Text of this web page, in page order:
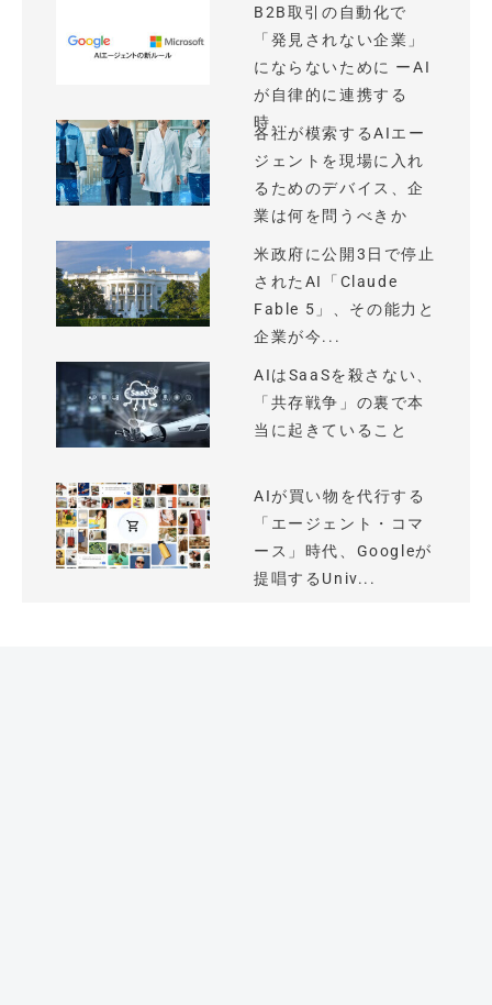
B2B取引の自動化で
「発見されない企業」
にならないために ーAI
が自律的に連携する
時...
各社が模索するAIエー
ジェントを現場に入れ
るためのデバイス、企
業は何を問うべきか
米政府に公開3日で停止
されたAI「Claude
Fable 5」、その能力と
企業が今...
AIはSaaSを殺さない、
「共存戦争」の裏で本
当に起きていること
AIが買い物を代行する
「エージェント・コマ
ース」時代、Googleが
提唱するUniv...